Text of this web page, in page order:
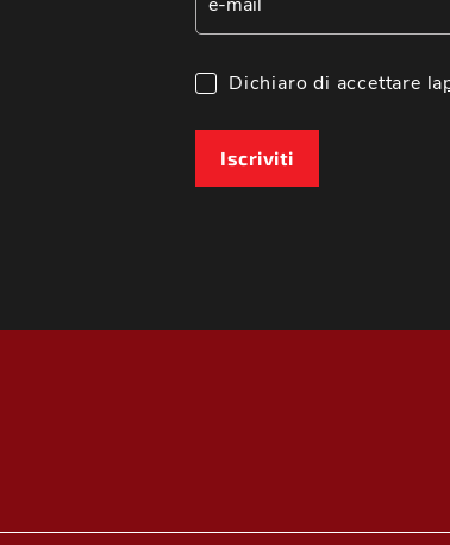
Dichiaro di accettare la
Iscriviti